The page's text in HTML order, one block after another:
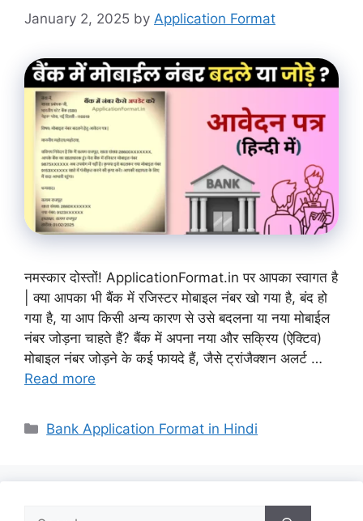
January 2, 2025 by Application Format
नमस्कार दोस्तों! ApplicationFormat.in पर आपका स्वागत है
| क्या आपका भी बैंक में रजिस्टर मोबाइल नंबर खो गया है, बंद हो
गया है, या आप किसी अन्य कारण से उसे बदलना या नया मोबाईल
नंबर जोड़ना चाहते हैं? बैंक में अपना नया और सक्रिय (ऐक्टिव)
मोबाइल नंबर जोड़ने के कई फायदे हैं, जैसे ट्रांजैक्शन अलर्ट …
Read more
Categories
Bank Application Format in Hindi